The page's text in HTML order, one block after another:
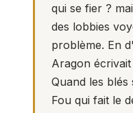
qui se fier ?
des lobbies
problème. En
Aragon écrivait
Quand les
Fou qui fait le